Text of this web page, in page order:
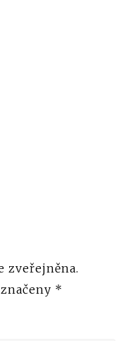
zveřejněna.
*